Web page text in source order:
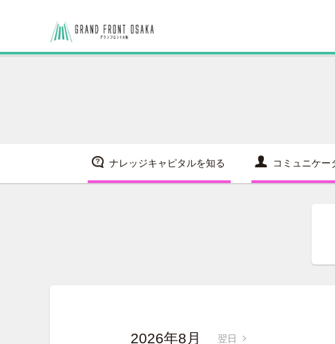
ナレッジキャピタルを知る コミュニケー
2026年8月 翌日